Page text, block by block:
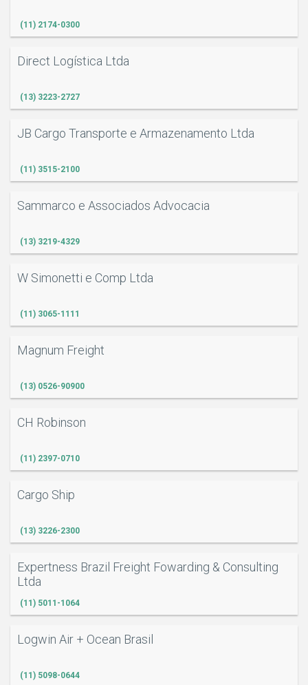
(11) 2174-0300
Direct Logística Ltda
(13) 3223-2727
JB Cargo Transporte e Armazenamento Ltda
(11) 3515-2100
Sammarco e Associados Advocacia
(13) 3219-4329
W Simonetti e Comp Ltda
(11) 3065-1111
Magnum Freight
(13) 0526-90900
CH Robinson
(11) 2397-0710
Cargo Ship
(13) 3226-2300
Expertness Brazil Freight Fowarding & Consulting
Ltda
(11) 5011-1064
Logwin Air + Ocean Brasil
(11) 5098-0644